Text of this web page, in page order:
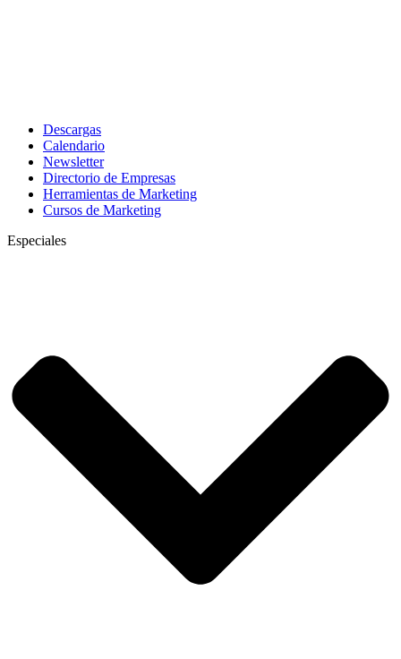
Descargas
Calendario
Newsletter
Directorio de Empresas
Herramientas de Marketing
Cursos de Marketing
Especiales